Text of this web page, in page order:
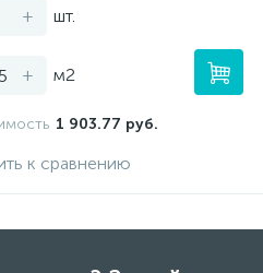
+ шт.
+ м2
1 903.77 руб.
к сравнению